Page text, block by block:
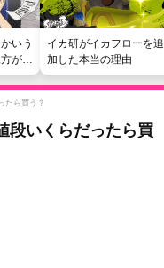
いう
が弱
る苦
イカ研がイカフローを追
加した本当の理由
たら買う？
段いくらだったら買